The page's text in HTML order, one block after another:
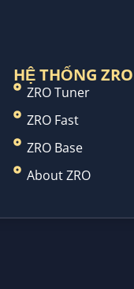
HỆ THỐNG ZRO
ZRO Tuner
ZRO Fast
ZRO Base
About ZRO